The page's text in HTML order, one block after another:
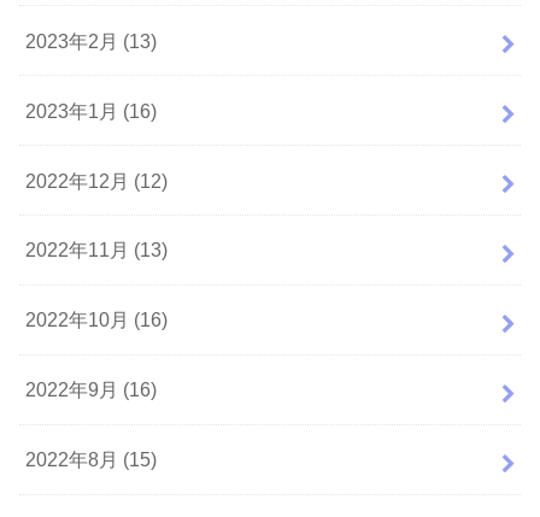
2023年2月 (13)
2023年1月 (16)
2022年12月 (12)
2022年11月 (13)
2022年10月 (16)
2022年9月 (16)
2022年8月 (15)